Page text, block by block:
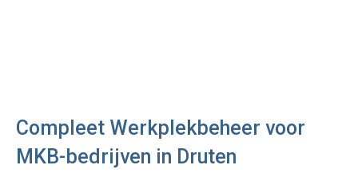
Compleet Werkplekbeheer voor
MKB-bedrijven in Druten